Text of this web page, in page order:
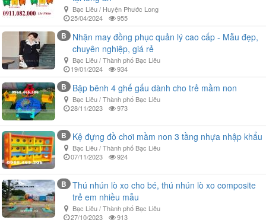
Bạc Liêu / Huyện Phước Long
25/04/2024
955
B
Nhận may đồng phục quản lý cao cấp - Mẫu đẹp,
chuyên nghiệp, giá rẻ
Bạc Liêu / Thành phố Bạc Liêu
19/01/2024
934
B Bập bênh 4 ghế gấu dành cho trẻ mầm non
Bạc Liêu / Thành phố Bạc Liêu
28/11/2023
973
B Kệ đựng đồ chơi mầm non 3 tầng nhựa nhập khẩu
Bạc Liêu / Thành phố Bạc Liêu
07/11/2023
924
B
Thú nhún lò xo cho bé, thú nhún lò xo composite
trẻ em nhiều mẫu
Bạc Liêu / Thành phố Bạc Liêu
27/10/2023
913